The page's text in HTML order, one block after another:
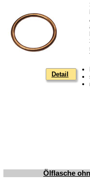
Tuningteile
Wartburg 1.3
Kugelgelenke,
Vergaserdüsen
Detail
Ölflasche